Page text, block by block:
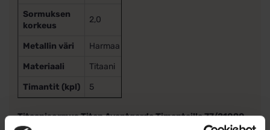
Sormuksen
korkeus
2,0
Metallin väri
Harmaa
Materiaali
Titaani
Timantit (kpl)
5
paino
0.1000
Titaanisormus Titan Avantgarde Timanteilla 77/21090-